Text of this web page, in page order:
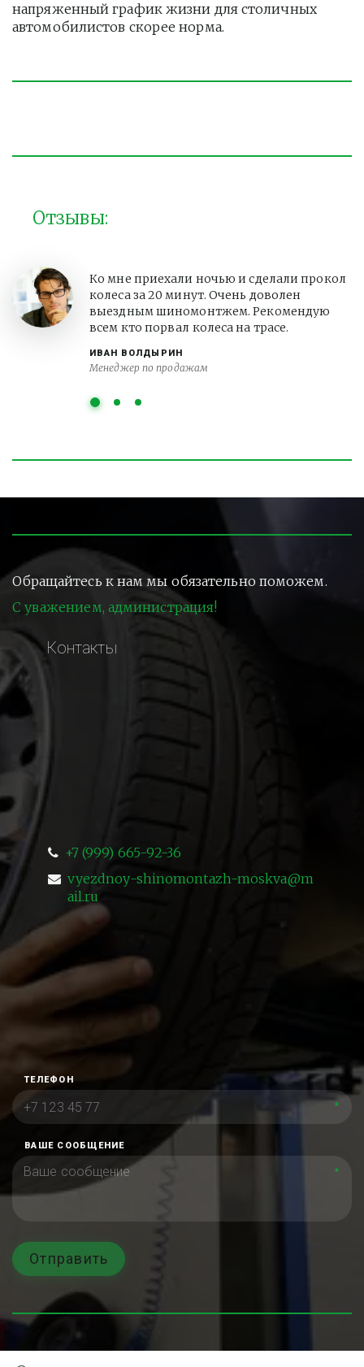
напряженный график жизни для столичных
автомобилистов скорее норма.
Отзывы:
ИВАН ВОЛДЫРИН
Менеджер по продажам
Ко мне приехали ночью и сделали прокол
колеса за 20 минут. Очень доволен
выездным шиномонтжем. Рекомендую
всем кто порвал колеса на трасе.
Обращайтесь к нам мы обязательно поможем.
С уважением, администрация!
Контакты
+7 (999) 665-92-36
vyezdnoy-shinomontazh-moskva@m
ail.ru
ТЕЛЕФОН
*
ВАШЕ СООБЩЕНИЕ
*
Отправить